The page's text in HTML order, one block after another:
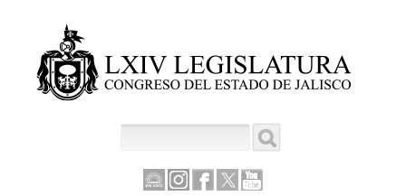
principal
Canal
Instagram
Facebook
Twitter